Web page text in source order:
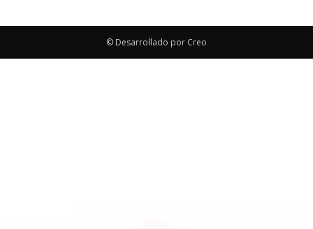
© Desarrollado por Creo